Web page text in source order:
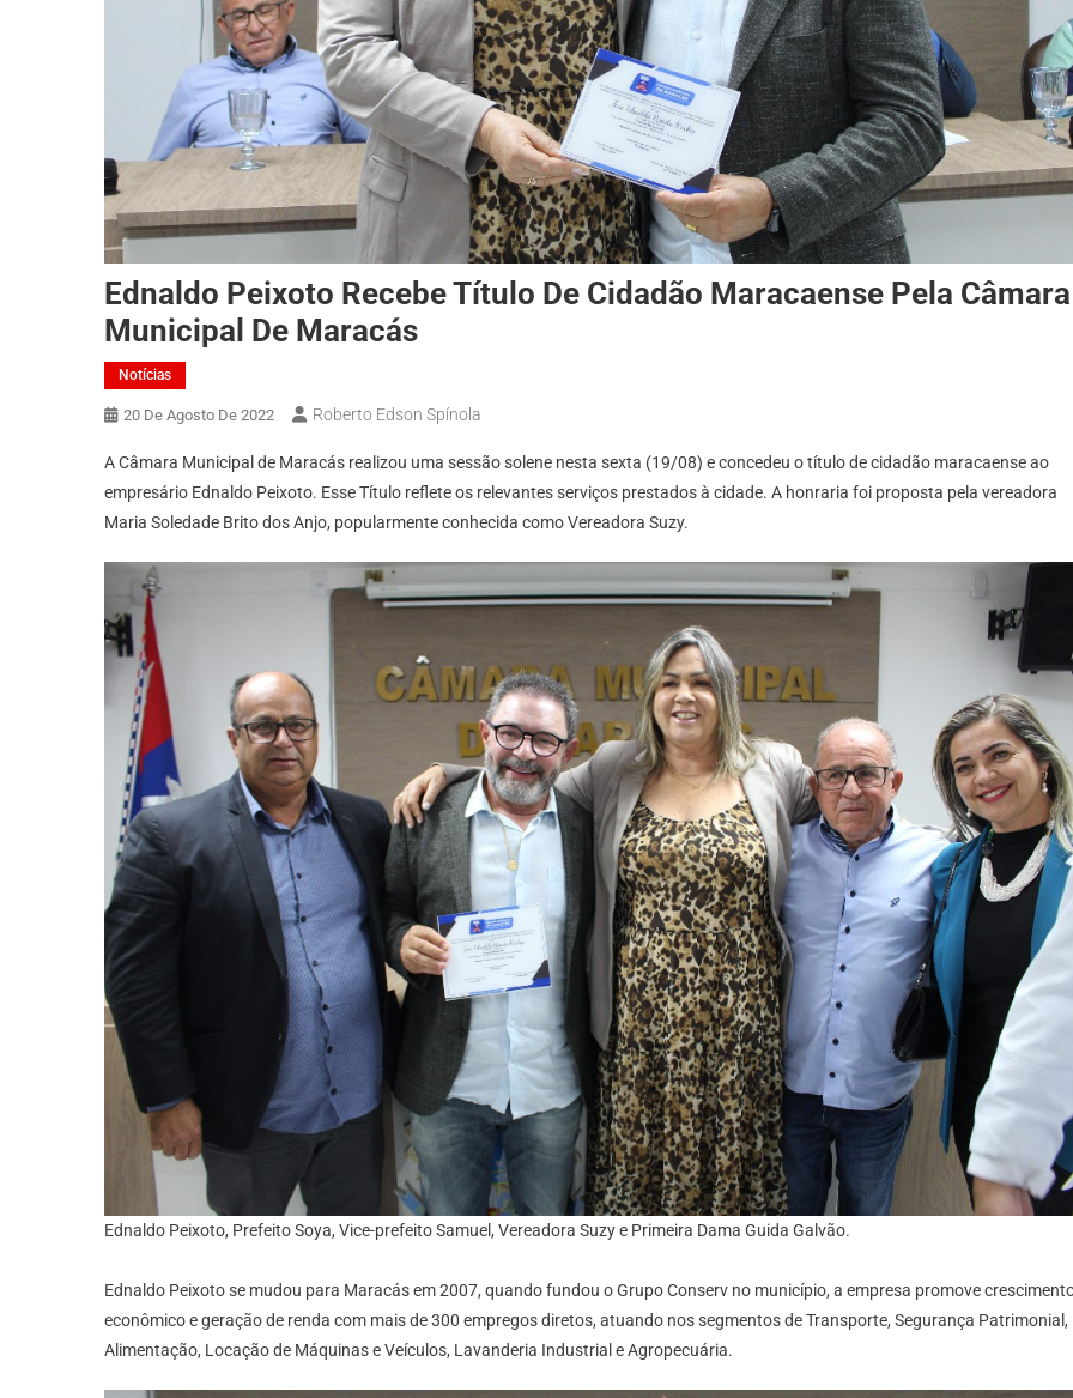
Ednaldo Peixoto Recebe Título De Cidadão Maracaense Pela Câmara
Municipal De Maracás
Notícias
20 De Agosto De 2022 Roberto Edson Spínola
A Câmara Municipal de Maracás realizou uma sessão solene nesta sexta (19/08) e concedeu o título de cidadão maracaense ao
empresário Ednaldo Peixoto. Esse Título reflete os relevantes serviços prestados à cidade. A honraria foi proposta pela vereadora
Maria Soledade Brito dos Anjo, popularmente conhecida como Vereadora Suzy.
Ednaldo Peixoto, Prefeito Soya, Vice-prefeito Samuel, Vereadora Suzy e Primeira Dama Guida Galvão.
Ednaldo Peixoto se mudou para Maracás em 2007, quando fundou o Grupo Conserv no município, a empresa promove
econômico e geração de renda com mais de 300 empregos diretos, atuando nos segmentos de Transporte, Segurança Patrimonial,
Alimentação, Locação de Máquinas e Veículos, Lavanderia Industrial e Agropecuária.